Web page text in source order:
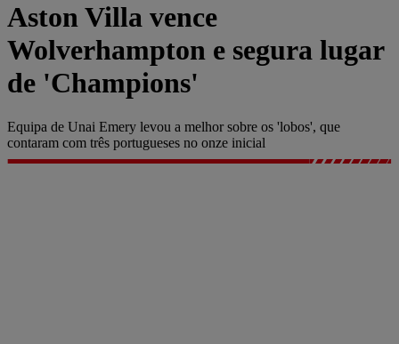
Aston Villa vence
Wolverhampton e segura lugar
de 'Champions'
Equipa de Unai Emery levou a melhor sobre os 'lobos', que
contaram com três portugueses no onze inicial